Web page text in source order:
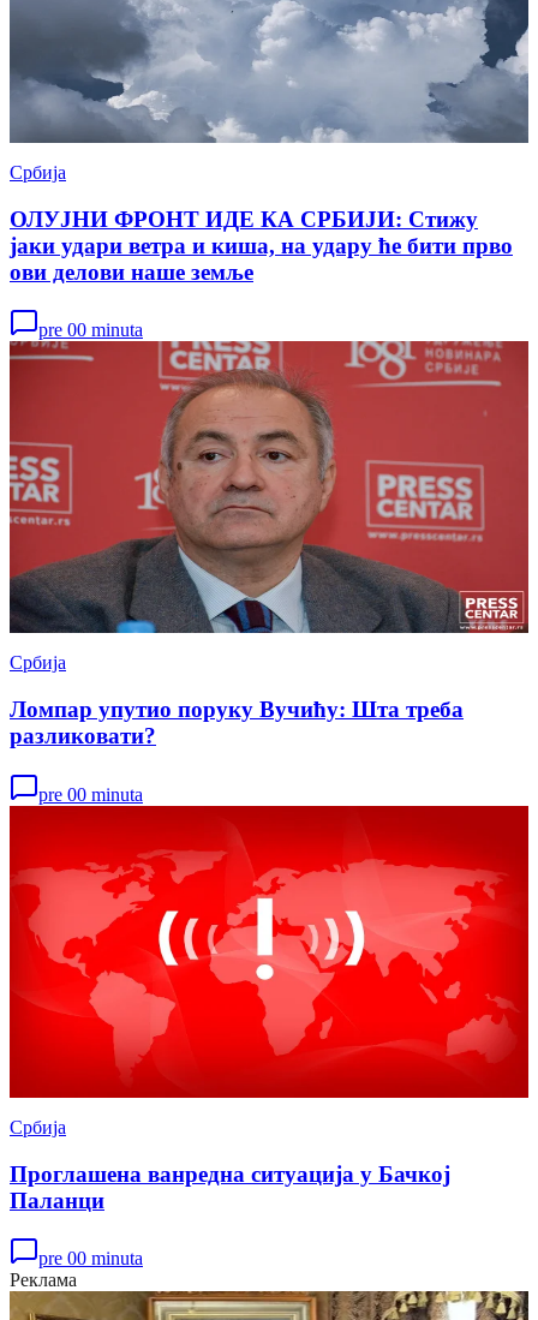
Србија
ОЛУЈНИ ФРОНТ ИДЕ КА СРБИЈИ: Стижу
јаки удари ветра и киша, на удару ће бити прво
ови делови наше земље
pre 00 minuta
Србија
Ломпар упутио поруку Вучићу: Шта треба
разликовати?
pre 00 minuta
Србија
Проглашена ванредна ситуација у Бачкој
Паланци
pre 00 minuta
Реклама